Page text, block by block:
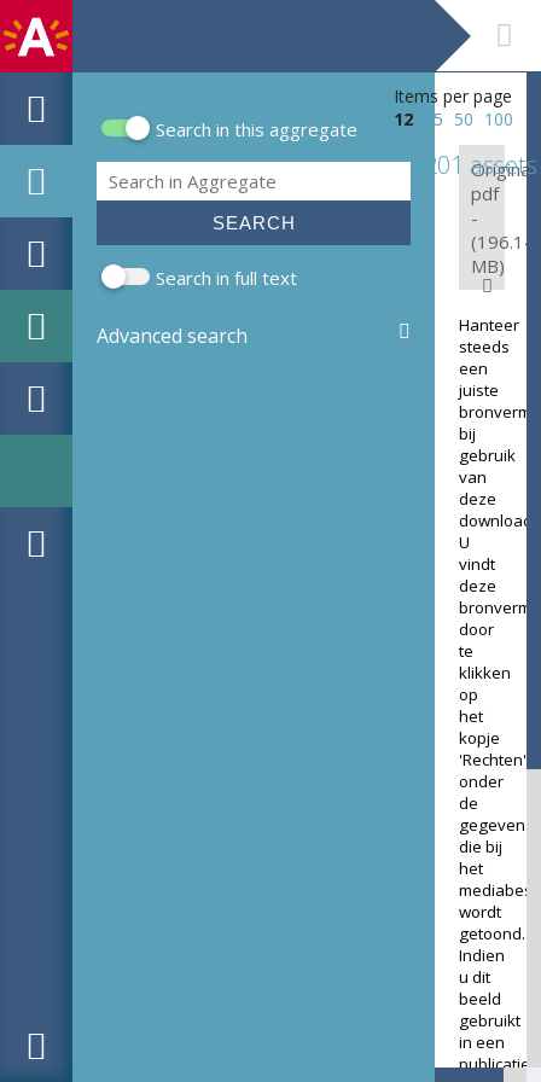
Search form
Search in this aggregate
Search
Search in full text
Advanced search
Items per page
12
25 50 100
201 assets
Original:
pdf
-
(196.14
MB)
Hanteer
steeds
een
juiste
bij
gebruik
van
deze
download.
U
vindt
deze
door
te
klikken
op
het
kopje
'Rechten'
onder
de
gegevens
die bij
het
wordt
getoond.
Indien
u dit
beeld
gebruikt
in een
publicatie,